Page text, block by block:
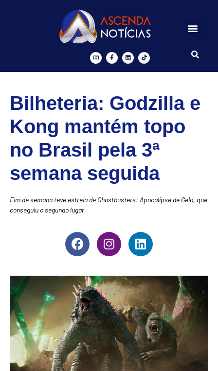
Bilheteria: Godzilla e
Kong mantém topo
no Brasil pela 3ª
semana seguida
Fim de semana teve estreia de Ghostbusters: Apocalipse de Gelo, que
conseguiu o segundo lugar